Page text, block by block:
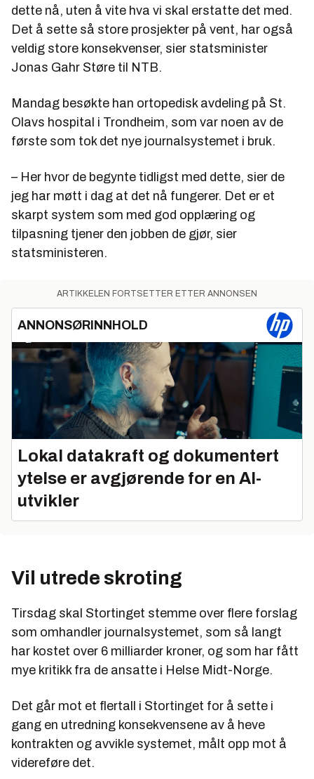
dette nå, uten å vite hva vi skal erstatte det med.
Det å sette så store prosjekter på vent, har også
veldig store konsekvenser, sier statsminister
Jonas Gahr Støre til NTB.
Mandag besøkte han ortopedisk avdeling på St.
Olavs hospital i Trondheim, som var noen av de
første som tok det nye journalsystemet i bruk.
– Her hvor de begynte tidligst med dette, sier de
jeg har møtt i dag at det nå fungerer. Det er et
skarpt system som med god opplæring og
tilpasning tjener den jobben de gjør, sier
statsministeren.
ARTIKKELEN FORTSETTER ETTER ANNONSEN
ANNONSØRINNHOLD
Lokal datakraft og dokumentert
ytelse er avgjørende for en AI-
utvikler
Vil utrede skroting
Tirsdag skal Stortinget stemme over flere forslag
som omhandler journalsystemet, som så langt
har kostet over 6 milliarder kroner, og som har fått
mye kritikk fra de ansatte i Helse Midt-Norge.
Det går mot et flertall i Stortinget for å sette i
gang en utredning konsekvensene av å heve
kontrakten og avvikle systemet, målt opp mot å
videreføre det.